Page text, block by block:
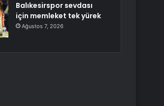
Balıkesirspor sevdası
için memleket tek yürek
Ağustos 7, 2026